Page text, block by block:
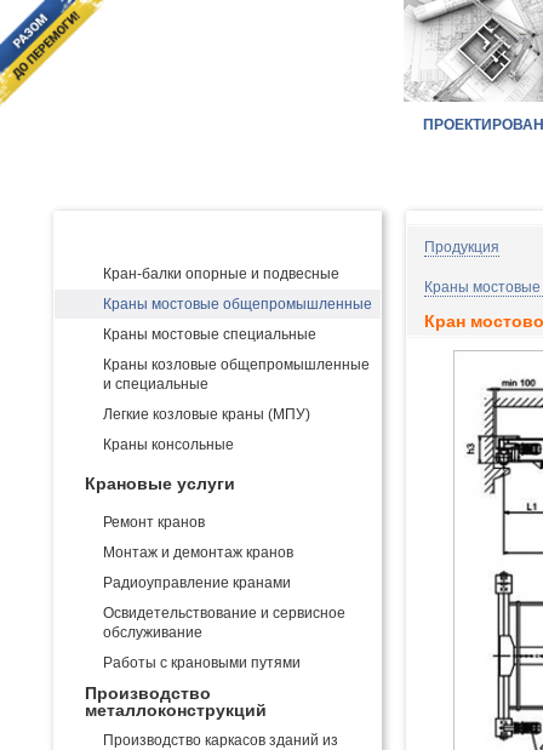
Кран-балки опорные и подвесные
Краны мостовые общепромышленные
Краны мостовые специальные
Краны козловые общепромышленные
и специальные
Легкие козловые краны (МПУ)
Краны консольные
Крановые услуги
Ремонт кранов
Монтаж и демонтаж кранов
Радиоуправление кранами
Освидетельствование и сервисное
обслуживание
Работы с крановыми путями
Производство
металлоконструкций
Производство каркасов зданий из
Продукция
Краны
Кран